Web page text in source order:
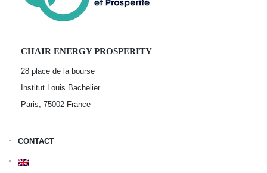
CHAIR ENERGY PROSPERITY
28 place de la bourse
Institut Louis Bachelier
Paris, 75002 France
CONTACT